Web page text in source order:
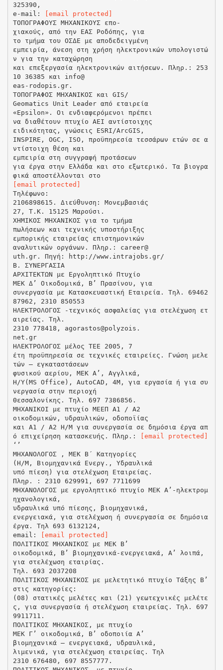
325390,
e-mail:
[email protected]
ΤΟΠΟΓΡΑΦΟΥΣ ΜΗΧΑΝΙΚΟΥΣ επο-
χιακούς, από την ΕΑΣ Ροδόπης, για
το τμήμα του ΟΣΔΕ με αποδεδειγμένη
εμπειρία, άνεση στη χρήση ηλεκτρονικών υπολογιστώ
ν για την καταχώρηση
και επεξεργασία ηλεκτρονικών αιτήσεων. Πληρ.: 253
10 36385 και info@
eas-rodopis.gr.
ΤΟΠΟΓΡΑΦΟΣ ΜΗΧΑΝΙΚΟΣ και GIS/
Geomatics Unit Leader από εταιρεία
«Epsilon». Οι ενδιαφερόμενοι πρέπει
να διαθέτουν πτυχίο ΑΕΙ αντίστοιχης
ειδικότητας, γνώσεις ESRI/ArcGIS,
INSPIRE, OGC, ISO, προϋπηρεσία τεσσάρων ετών σε α
ντίστοιχη θέση και
εμπειρία στη συγγραφή προτάσεων
για έργα στην Ελλάδα και στο εξωτερικό. Τα βιογρα
[email protected]
Τηλέφωνο:
2106898615. Διεύθυνση: Μονεμβασιάς
27, Τ.Κ. 15125 Μαρούσι.
ΧΗΜΙΚΟΣ ΜΗΧΑΝΙΚΟΣ για το τμήμα
πωλήσεων και τεχνικής υποστήριξης
εμπορικής εταιρείας επιστημονικών
αναλυτικών οργάνων. Πληρ.: career@
uth.gr. Πηγή: http://www.intrajobs.gr/
B. ΣΥΝΕΡΓΑΣΙΑ
ΑΡΧΙΤΕΚΤΩΝ με Εργοληπτικό Πτυχίο
ΜΕΚ Δ’ Οικοδομικά, Β’ Πρασίνου, για
συνεργασία με Κατασκευαστική Εταιρεία. Τηλ. 69462
87962, 2310 850553
ΗΛΕΚΤΡΟΛΟΓΟΣ -τεχνικός ασφαλείας για στελέχωση ετ
αιρείας. Τηλ.
2310 778418, agorastos@polyzois.
net.gr
ΗΛΕΚΤΡΟΛΟΓΟΣ μέλος ΤΕΕ 2005, 7
έτη προϋπηρεσία σε τεχνικές εταιρείες. Γνώση μελε
τών – εγκαταστάσεων
φυσικού αερίου, ΜΕΚ Α’, Αγγλικά,
Η/Υ(MS Office), AutoCAD, 4Μ, για εργασία ή για συ
νεργασία στην περιοχή
Θεσσαλονίκης. Τηλ. 697 7386856.
ΜΗΧΑΝΙΚΟΙ με πτυχίο ΜΕΕΠ Α1 / Α2
οικοδομικών, υδραυλικών, οδοποϊίας
και Α1 / Α2 Η/Μ για συνεργασία σε δημόσια έργα απ
ό επιχείρηση κατασκευής. Πληρ.:
[email protected]
‘’
ΜΗΧΑΝΟΛΟΓΟΣ , ΜΕΚ Β΄ Κατηγορίες
(Η/Μ, Βιομηχανικά Ενεργ., Υδραυλικά
υπό πίεση) για στελέχωση Εταιρείας.
Πληρ. : 2310 629991, 697 7711699
ΜΗΧΑΝΟΛΟΓΟΣ με εργοληπτικό πτυχίο ΜΕΚ Α’-ηλεκτρομ
ηχανολογικά,
υδραυλικά υπό πίεσης, βιομηχανικά,
ενεργειακά, για στελέχωση ή συνεργασία σε δημόσια
έργα. Τηλ 693 6132124,
email:
[email protected]
ΠΟΛΙΤΙΚΟΣ ΜΗΧΑΝΙΚΟΣ με ΜΕΚ Β’
οικοδομικά, Β’ βιομηχανικά-ενεργειακά, Α’ λοιπά,
για στελέχωση εταιρίας.
Τηλ. 693 2037208
ΠΟΛΙΤΙΚΟΣ ΜΗΧΑΝΙΚΟΣ με μελετητικό πτυχίο Τάξης Β’
στις κατηγορίες:
(08) στατικές μελέτες και (21) γεωτεχνικές μελέτε
ς, για συνεργασία ή στελέχωση εταιρείας. Τηλ. 697
9911711.
ΠΟΛΙΤΙΚΟΣ ΜΗΧΑΝΙΚΟΣ, με πτυχίο
ΜΕΚ Γ’ οικοδομικά, Β’ οδοποιία Α’
βιομηχανικά – ενεργειακά, υδραυλικά,
λιμενικά, για στελέχωση εταιρείας. Τηλ
2310 676480, 697 8557777.